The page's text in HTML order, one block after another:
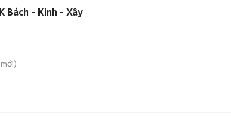
Bách - Kinh - Xây
mới)